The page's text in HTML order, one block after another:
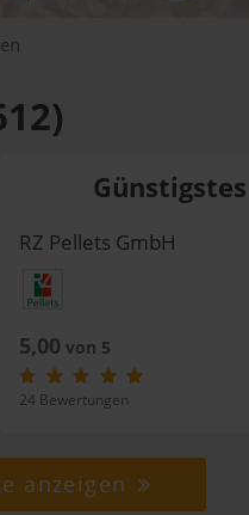
RZ Pellets GmbH
5,00 von 5
24 Bewertungen
anzeigen